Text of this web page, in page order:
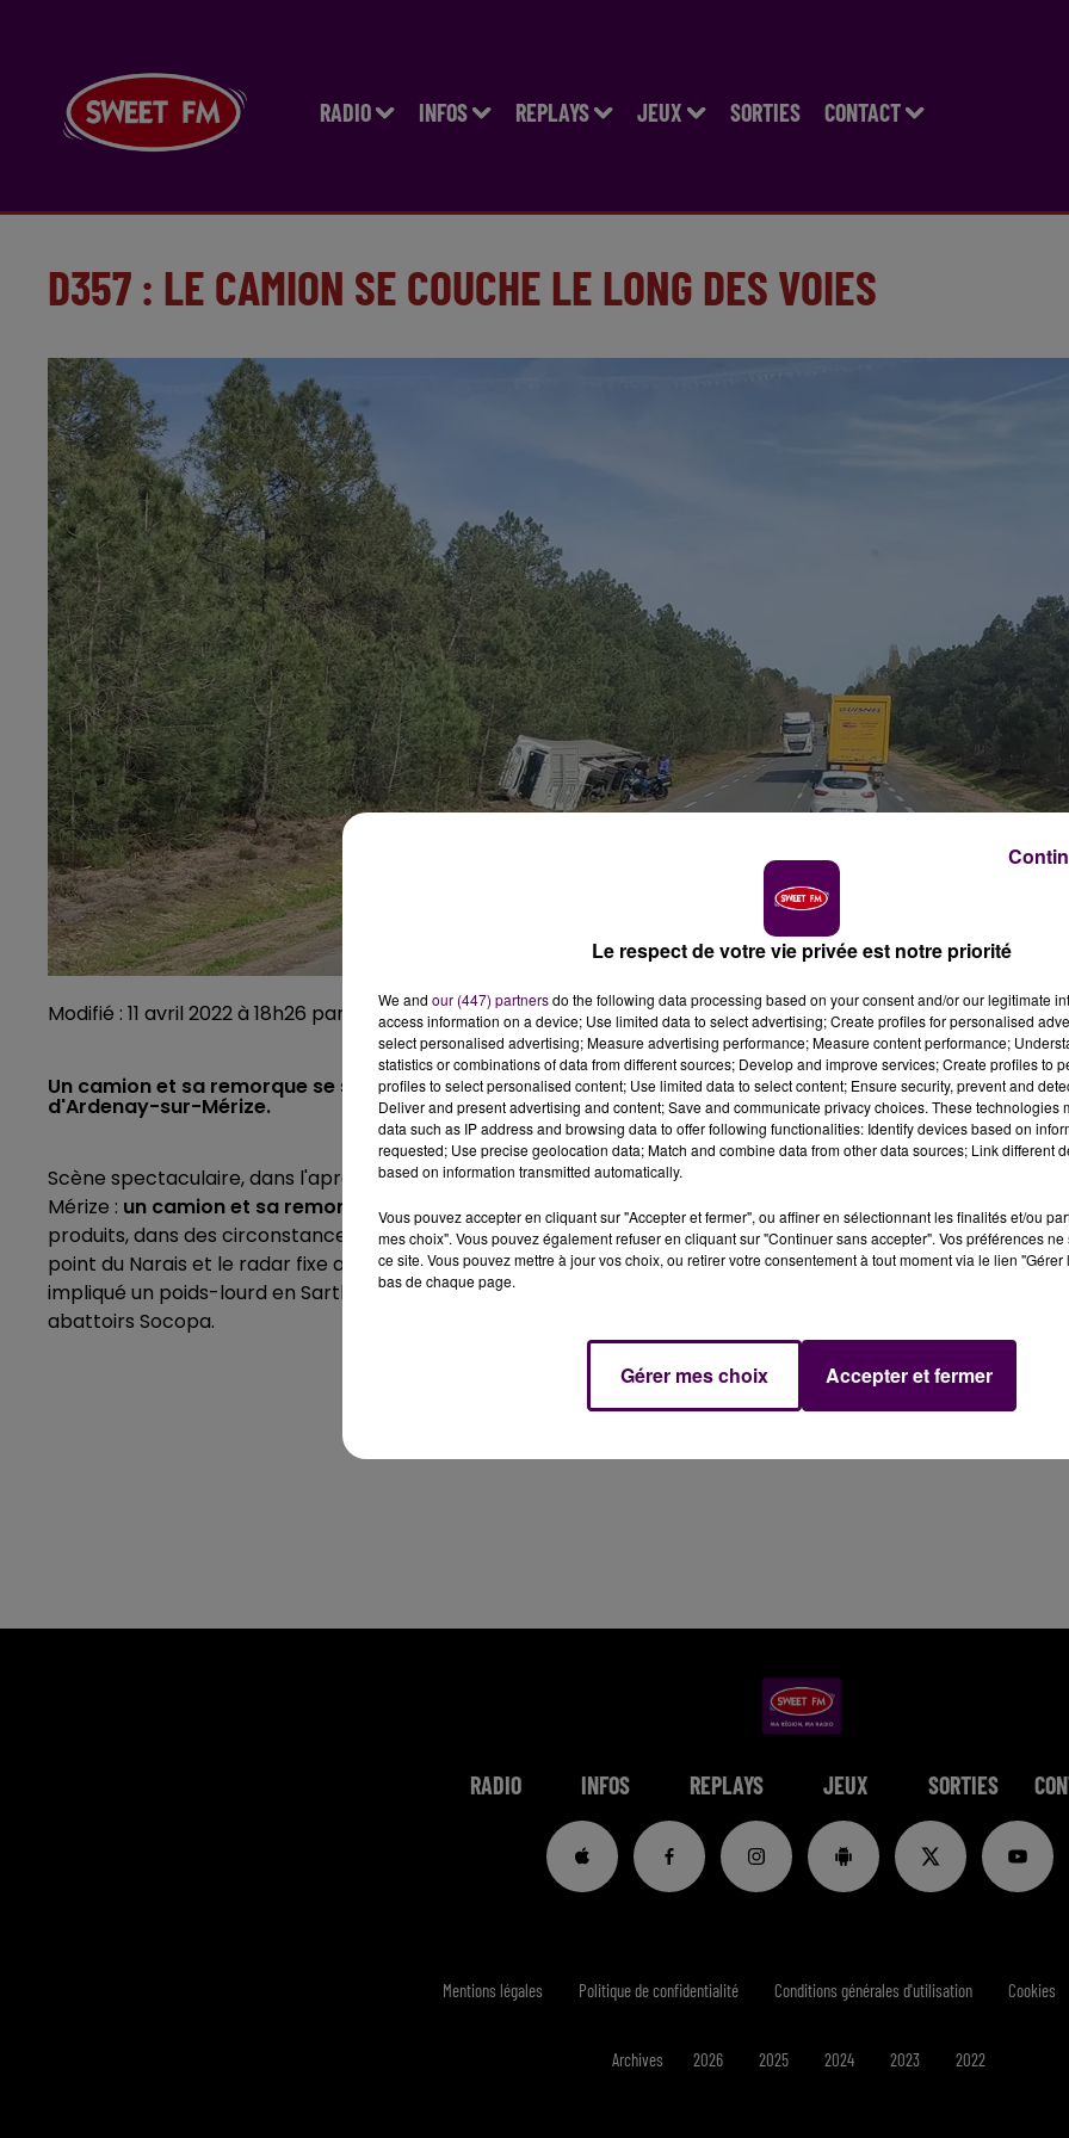
RADIO INFOS REPLAYS JEUX SORTIES CONTACT
D357 : LE CAMION SE COUCHE LE LONG DES VOIES
Modifié : 11 avril 2022 à 18h26 par Emilien Borderie
Un camion et sa remorque se sont retrouvés sur le flanc, ce lundi 11 avril le long de la D357 près
d'Ardenay-sur-Mérize.
Scène spectaculaire, dans l'après-midi de ce lundi 11 avril sur la D357 à hauteur de la commune d'Ardenay-sur-
Mérize : un camion et sa remorque se sont retrouvés allongés
sur le flanc, le long des voies. Les faits se sont
produits, dans des circonstances qui restent à déterminer, dans le sens Saint-Calais - Le Mans, entre le rond-
point du Narais et le radar fixe automatique. Quelques dizaines de minutes plus tard, un autre accident a
impliqué un poids-lourd en Sarthe : sur la D323 cette fois, entre Le Mans et La Ferté-Bernard, au niveau des
abattoirs Socopa.
RADIO INFOS REPLAYS JEUX SORTIES
Mentions légales Politique de confidentialité Conditions générales d'utilisation Cookies
Archives 2026 2025 2024 2023 2022
Le respect de votre vie privée est notre priorité
We and our (447) partnersdo the following data processing based on your consent and/or our legitimate
access information on a device; Use limited data to select advertising; Create profiles for personalised
select personalised advertising; Measure advertising performance; Measure content performance;
statistics or combinations of data from different sources; Develop and improve services; Create profiles to
profiles to select personalised content; Use limited data to select content; Ensure security, prevent and
Deliver and present advertising and content; Save and communicate privacy choices. These technologies
data such as IP address and browsing data to offer following functionalities: Identify devices based on
requested; Use precise geolocation data; Match and combine data from other data sources; Link different
based on information transmitted automatically.
Vous pouvez accepter en cliquant sur "Accepter et fermer", ou affiner en sélectionnant les finalités et/ou
mes choix". Vous pouvez également refuser en cliquant sur "Continuer sans accepter". Vos préférences
ce site. Vous pouvez mettre à jour vos choix, ou retirer votre consentement à tout moment via le lien
bas de chaque page.
Gérer mes choix Accepter et fermer